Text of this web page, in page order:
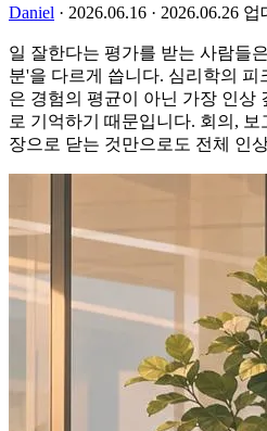
Daniel · 2026.06.16 · 2026.06.26 업
일 잘한다는 평가를 받는 사람들
분'을 다르게 씁니다. 심리학의
은 경험의 평균이 아닌 가장 인상
로 기억하기 때문입니다. 회의,
장으로 닫는 것만으로도 전체 인